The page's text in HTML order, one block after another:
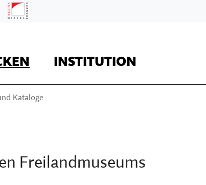
Mittelfranken
INSTITUTION
Kataloge
Freilandmuseums